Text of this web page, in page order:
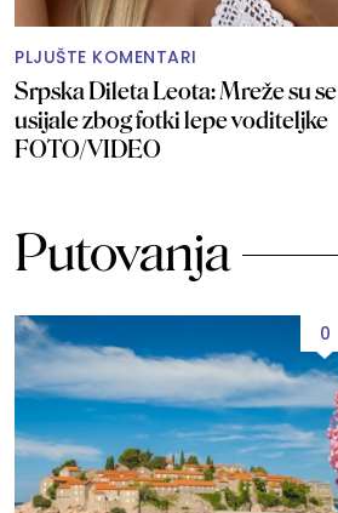
PLJUŠTE KOMENTARI
Srpska Dileta Leota: Mreže su se
usijale zbog fotki lepe voditeljke
FOTO/VIDEO
Putovanja
0